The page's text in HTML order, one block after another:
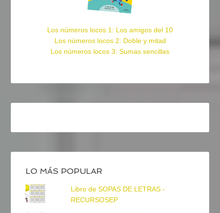
Los números locos 1: Los amigos del 10
Los números locos 2: Doble y mitad
Los números locos 3: Sumas sencillas
LO MÁS POPULAR
Libro de SOPAS DE LETRAS -
RECURSOSEP